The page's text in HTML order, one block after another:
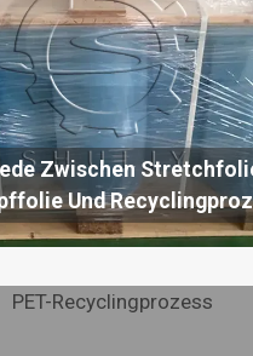
Zwischen
Und